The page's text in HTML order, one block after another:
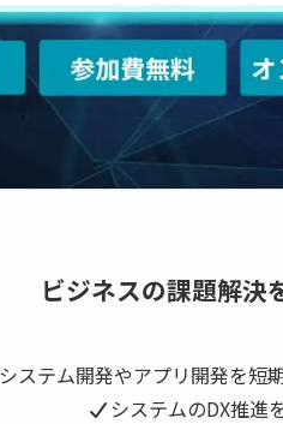
ビジネスの課題解決
システム開発やアプリ開発を短
システムのDX推進